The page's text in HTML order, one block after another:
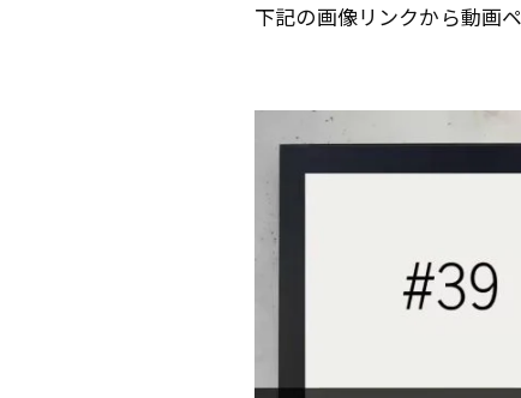
下記の画像リンクから動画